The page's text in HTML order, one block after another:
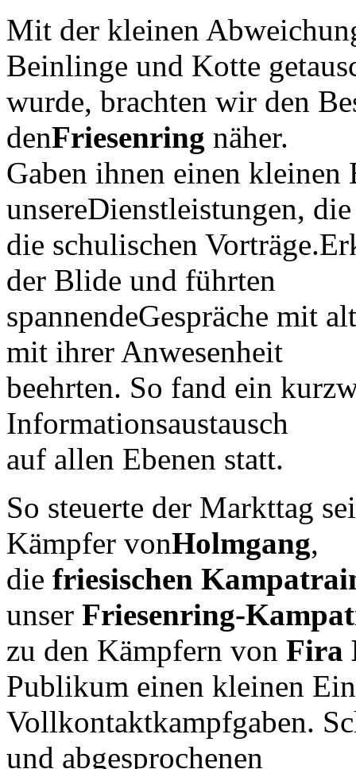
Mit der kleinen
Beinlinge und Kotte
wurde, brachten wir den
denFriesenring näher.
Gaben ihnen einen
unsereDienstleistungen,
die schulischen
der Blide und führten
spannendeGespräche mit
mit ihrer Anwesenheit
beehrten. So fand ein
Informationsaustausch
auf allen Ebenen statt.
So steuerte der Markttag
Kämpfer vonHolmgang,
die friesischen
unser Friesenring-
zu den Kämpfern von Fira
Publikum einen kleinen
Vollkontaktkampfgaben.
und abgesprochenen